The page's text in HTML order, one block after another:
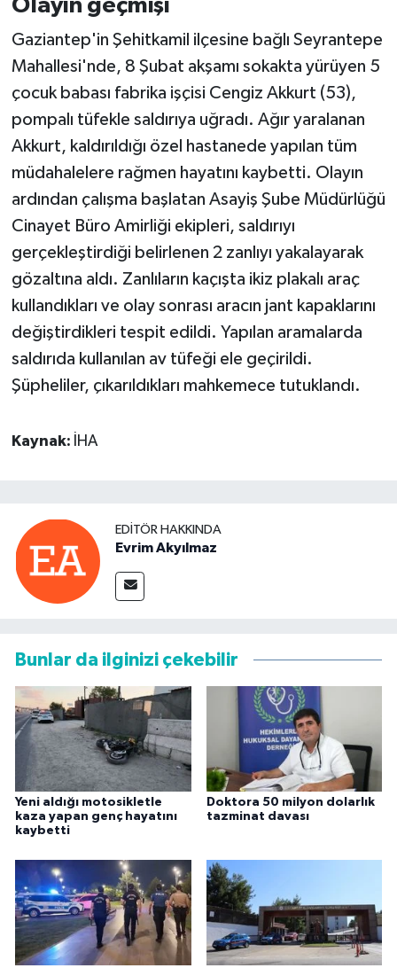
Olayın geçmişi
Gaziantep'in Şehitkamil ilçesine bağlı Seyrantepe
Mahallesi'nde, 8 Şubat akşamı sokakta yürüyen 5
çocuk babası fabrika işçisi Cengiz Akkurt (53),
pompalı tüfekle saldırıya uğradı. Ağır yaralanan
Akkurt, kaldırıldığı özel hastanede yapılan tüm
müdahalelere rağmen hayatını kaybetti. Olayın
ardından çalışma başlatan Asayiş Şube Müdürlüğü
Cinayet Büro Amirliği ekipleri, saldırıyı
gerçekleştirdiği belirlenen 2 zanlıyı yakalayarak
gözaltına aldı. Zanlıların kaçışta ikiz plakalı araç
kullandıkları ve olay sonrası aracın jant kapaklarını
değiştirdikleri tespit edildi. Yapılan aramalarda
saldırıda kullanılan av tüfeği ele geçirildi.
Şüpheliler, çıkarıldıkları mahkemece tutuklandı.
Kaynak: İHA
EDITÖR HAKKINDA
Evrim Akyılmaz
Bunlar da ilginizi çekebilir
Yeni aldığı motosikletle
kaza yapan genç hayatını
kaybetti
Doktora 50 milyon dolarlık
tazminat davası